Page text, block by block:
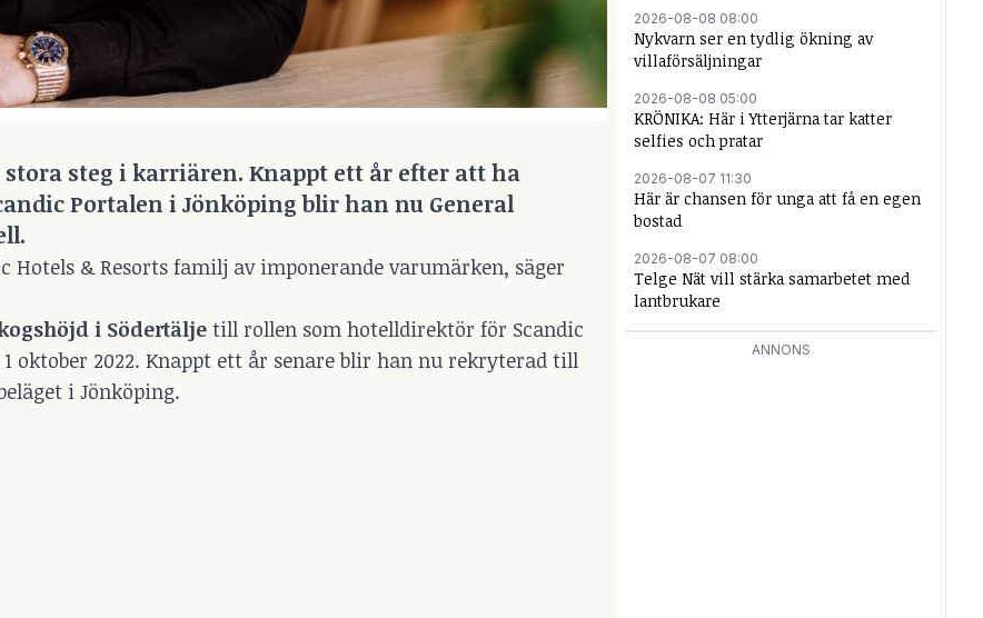
steg i karriären. Knappt ett år efter att ha
Portalen i Jönköping blir han nu General
& Resorts familj av imponerande varumärken, säger
i Södertälje till rollen som hotelldirektör för Scandic
oktober 2022. Knappt ett år senare blir han nu rekryterad till
i Jönköping.
2026-08-08 08:00
Nykvarn ser en tydlig ökning av
villaförsäljningar
2026-08-08 05:00
KRÖNIKA: Här i Ytterjärna tar katter
selfies och pratar
2026-08-07 11:30
Här är chansen för unga att få en egen
bostad
2026-08-07 08:00
Telge Nät vill stärka samarbetet med
lantbrukare
ANNONS